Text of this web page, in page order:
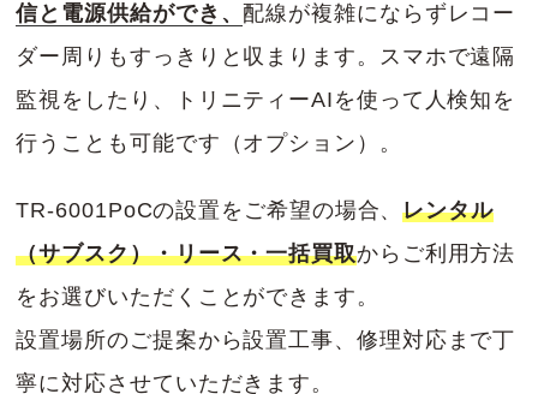
信と電源供給ができ、 配線が複雑にならずレコー
ダー周りもすっきりと収まります。スマホで遠隔
監視をしたり、トリニティーAIを使って人検知を
行うことも可能です（オプション）。
TR-6001PoCの設置をご希望の場合、レンタル
（サブスク）・リース・一括買取からご利用方法
をお選びいただくことができます。
設置場所のご提案から設置工事、修理対応まで丁
寧に対応させていただきます。